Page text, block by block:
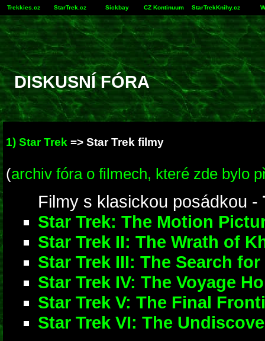
Trekkies.cz StarTrek.cz Sickbay CZ Kontinuum StarTrekKnihy.cz
DISKUSNÍ FÓRA
1) Star Trek => Star Trek filmy
(archiv fóra o filmech, které zde bylo
Filmy s klasickou posádkou -
Star Trek: The Motion
Star Trek II: The Wrath of
Star Trek III: The Search
Star Trek IV: The Voyage
Star Trek V: The Final
Star Trek VI: The